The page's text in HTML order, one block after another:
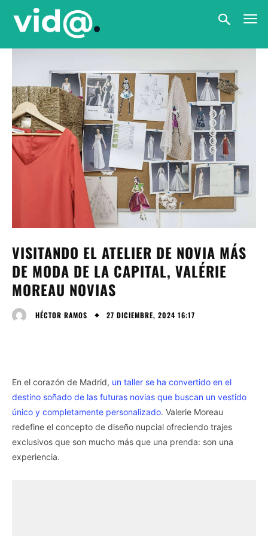
VISITANDO EL ATELIER DE NOVIA MÁS
DE MODA DE LA CAPITAL, VALÉRIE
MOREAU NOVIAS
HÉCTOR RAMOS 27 DICIEMBRE, 2024 16:17
En el corazón de Madrid, un taller se ha convertido en el
destino soñado de las futuras novias que buscan un vestido
único y completamente personalizado. Valerie Moreau
redefine el concepto de diseño nupcial ofreciendo trajes
exclusivos que son mucho más que una prenda: son una
experiencia.